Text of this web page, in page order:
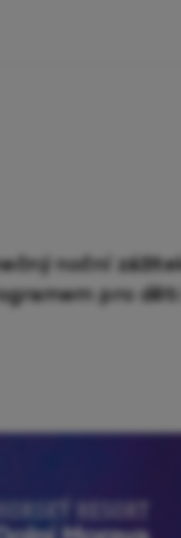
noční zážitek
pro děti i